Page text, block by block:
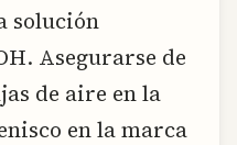
solución
Asegurarse de
de aire en la
en la marca